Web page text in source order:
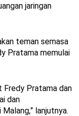
jaringan
teman semasa
Pratama memulai
Fredy Pratama dan
dan
lanjutnya.